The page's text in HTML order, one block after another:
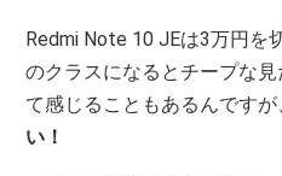
Redmi Note 10 JEは3万円を
のクラスになるとチープな
て感じることもあるんですが
い！